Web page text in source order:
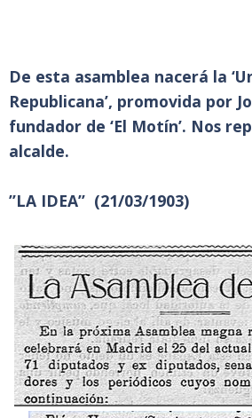
De esta asamblea nacerá la
Republicana’, promovida por
fundador de ‘El Motín’. Nos
alcalde.
”LA IDEA” (21/03/1903)